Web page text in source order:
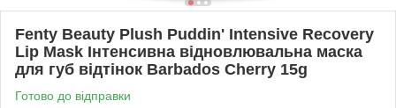
Fenty Beauty Plush Puddin' Intensive Recovery
Lip Mask Інтенсивна відновлювальна маска
для губ відтінок Barbados Cherry 15g
Готово до відправки